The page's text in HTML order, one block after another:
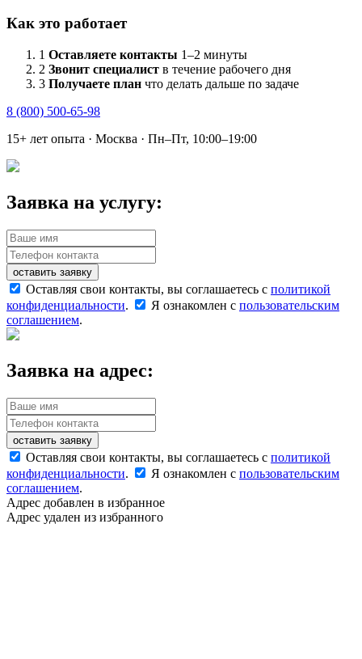
Как это работает
1 Оставляете контакты 1–2 минуты
2 Звонит специалист в течение рабочего дня
3 Получаете план что делать дальше по задаче
8 (800) 500-65-98
15+ лет опыта · Москва · Пн–Пт, 10:00–19:00
Заявка на услугу:
оставить заявку
Оставляя свои контакты, вы соглашаетесь с политикой
конфиденциальности. Я ознакомлен с пользовательским
соглашением.
Заявка на адрес:
оставить заявку
Оставляя свои контакты, вы соглашаетесь с политикой
конфиденциальности. Я ознакомлен с пользовательским
соглашением.
Адрес добавлен в избранное
Адрес удален из избранного